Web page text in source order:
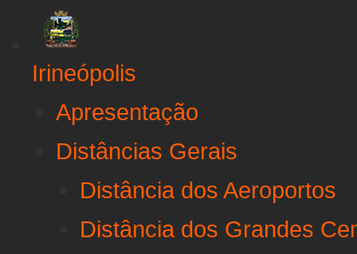
Irineópolis
Apresentação
Distâncias Gerais
Distância dos Aeroportos
Distância dos Grandes